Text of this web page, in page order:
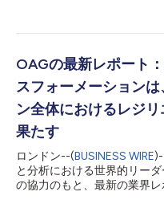
任務を終え、他に多くある
入社して以来、同社の野心
速において、主導的な役割
フが、高度なデータプロダ
とする新たな時代へと、
OAGに入社する以前、フィ
を含め、旅行テクノロジー
分野において上級職を歴任
は次のように述べています
てきた財産と高い評価を誇
大変光栄に思います。これか
OAGの最新レポート
スフォーメーション
ン全体におけるレジ
果たす
ロンドン--(BUSINESS WIRE
と分析における世界的リー
の協力のもと、最新の業界